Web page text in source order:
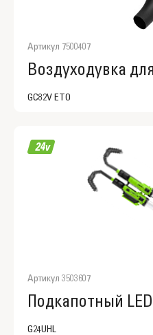
Артикул 7500407
GC82V ETO
Артикул 3503607
G24UHL